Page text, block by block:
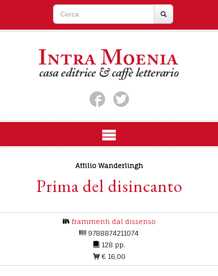
Attilio Wanderlingh
Prima del disincanto
frammenti dal dissenso
9788874211074
128 pp.
€ 16,00